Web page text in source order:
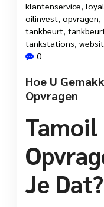
klantenservice,
oilinvest, opvragen,
tankbeurt,
tankstations,
0
Hoe U
Opvragen
Tamoil
Je Dat?